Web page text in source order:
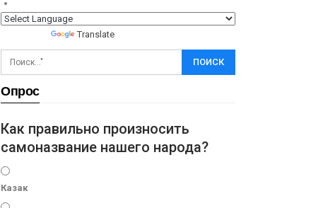
Translate
Опрос
Как правильно произносить
самоназвание нашего народа?
Казак